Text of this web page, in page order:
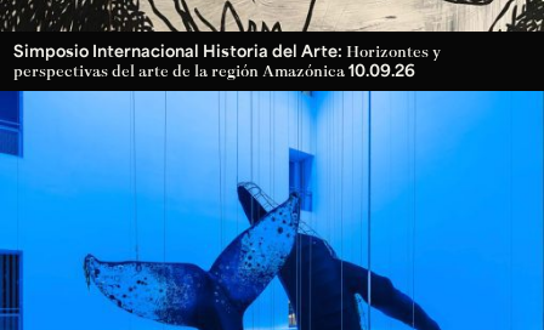
Simposio Internacional Historia del Arte: Horizontes y
perspectivas del arte de la región Amazónica 10.09.26